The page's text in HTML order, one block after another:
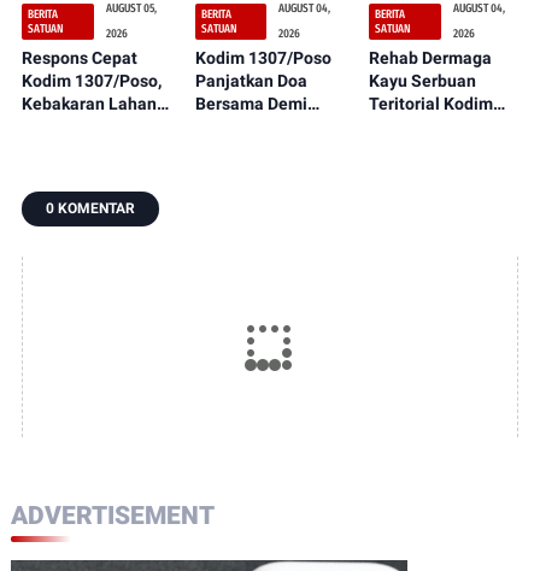
BERITA
SATUAN
AUGUST 05,
2026
Respons Cepat
Kodim 1307/Poso,
Kebakaran Lahan
BERITA
SATUAN
AUGUST 04,
2026
Kodim 1307/Poso
Panjatkan Doa
Bersama Demi
BERITA
SATUAN
AUGUST 04,
2026
Rehab Dermaga
Kayu Serbuan
Teritorial Kodim
0 KOMENTAR
ADVERTISEMENT